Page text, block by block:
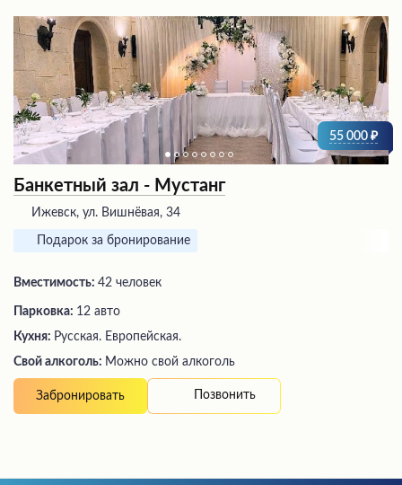
55 000
Банкетный зал - Мустанг
Ижевск, ул. Вишнёвая, 34
Подарок за бронирование
Вместимость: 42 человек
Парковка: 12 авто
Кухня: Русская. Европейская.
Свой алкоголь: Можно свой алкоголь
Забронировать Позвонить